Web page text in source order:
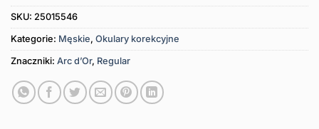
SKU: 25015546
Kategorie: Męskie, Okulary korekcyjne
Znaczniki: Arc d’Or, Regular